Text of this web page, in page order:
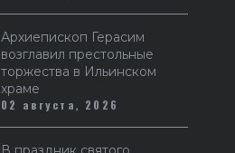
Архиепископ Герасим
возглавил престольные
торжества в Ильинском
храме
02 августа, 2026